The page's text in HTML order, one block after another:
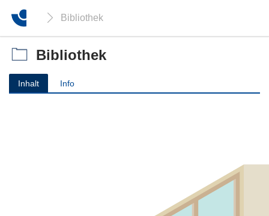
Bibliothek
Bibliothek
Inhalt Info